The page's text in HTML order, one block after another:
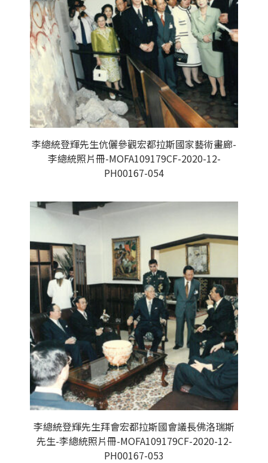
李總統登輝先生伉儷參觀宏都拉斯國家藝術畫廊-
李總統照片冊-MOFA109179CF-2020-12-
PH00167-054
李總統登輝先生拜會宏都拉斯國會議長佛洛瑞斯
先生-李總統照片冊-MOFA109179CF-2020-12-
PH00167-053